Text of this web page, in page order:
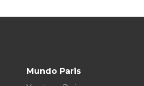
Mundo Paris